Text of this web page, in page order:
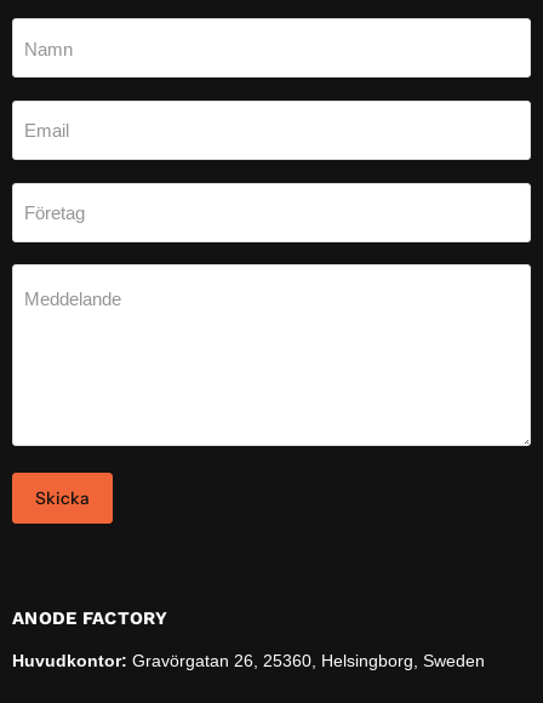
Namn
Email
Företag
Meddelande
Skicka
ANODE FACTORY
Huvudkontor: Gravörgatan 26, 25360, Helsingborg, Sweden